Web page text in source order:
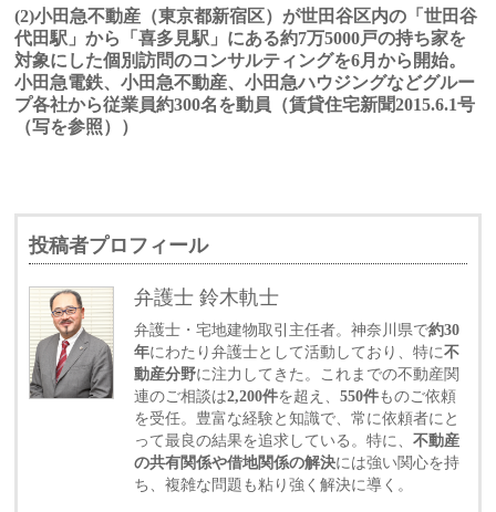
(2)小田急不動産（東京都新宿区）が世田谷区内の「世田谷
代田駅」から「喜多見駅」にある約7万5000戸の持ち家を
対象にした個別訪問のコンサルティングを6月から開始。
小田急電鉄、小田急不動産、小田急ハウジングなどグルー
プ各社から従業員約300名を動員（賃貸住宅新聞2015.6.1号
（写を参照））
投稿者プロフィール
弁護士 鈴木軌士
弁護士・宅地建物取引主任者。神奈川県で約30
年にわたり弁護士として活動しており、特に不
動産分野に注力してきた。これまでの不動産関
連のご相談は2,200件を超え、550件ものご依頼
を受任。豊富な経験と知識で、常に依頼者にと
って最良の結果を追求している。特に、不動産
の共有関係や借地関係の解決には強い関心を持
ち、複雑な問題も粘り強く解決に導く。